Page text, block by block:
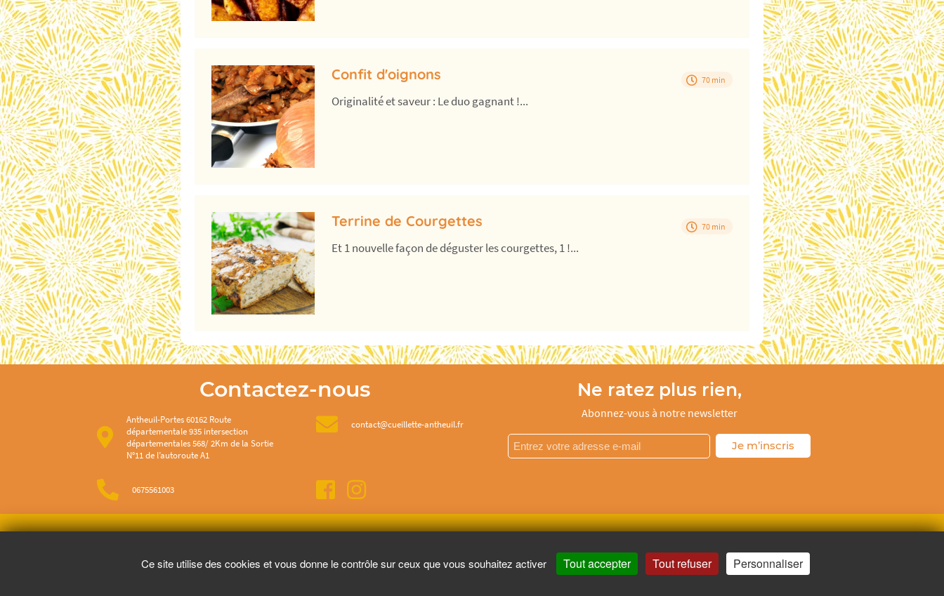
Confit d'oignons 70 min
Originalité et saveur : Le duo gagnant !...
Terrine de Courgettes 70 min
Et 1 nouvelle façon de déguster les courgettes, 1 !...
Contactez-nous
Antheuil-Portes 60162 Route
départementale 935 intersection
départementales 568/ 2Km de la Sortie
N°11 de l’autoroute A1
contact@cueillette-antheuil.fr
0675561003
Ne ratez plus rien,
Abonnez-vous à notre newsletter
Je m’inscris
Copyright © - 2026 GIE Chapeau de Paille-Mentions légales
Ce site utilise des cookies et vous donne le contrôle sur ceux que vous souhaitez activer Tout accepter Tout refuser Personnaliser